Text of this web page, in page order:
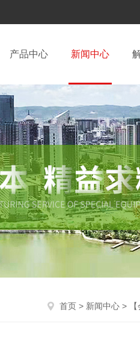
产品中心 新闻中心
首页 > 新闻中心 > 【